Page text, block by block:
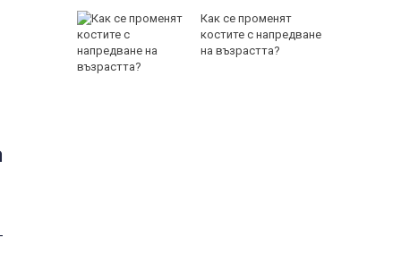
Как се променят
костите с напредване
на възрастта?